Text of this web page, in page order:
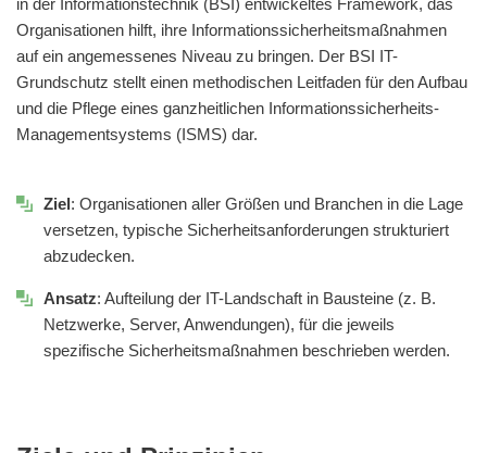
in der Informationstechnik (BSI) entwickeltes Framework, das
Organisationen hilft, ihre Informationssicherheitsmaßnahmen
auf ein angemessenes Niveau zu bringen. Der BSI IT-
Grundschutz stellt einen methodischen Leitfaden für den Aufbau
und die Pflege eines ganzheitlichen Informationssicherheits-
Managementsystems (ISMS) dar.
Ziel: Organisationen aller Größen und Branchen in die Lage
versetzen, typische Sicherheitsanforderungen strukturiert
abzudecken.
Ansatz: Aufteilung der IT-Landschaft in Bausteine (z. B.
Netzwerke, Server, Anwendungen), für die jeweils
spezifische Sicherheitsmaßnahmen beschrieben werden.